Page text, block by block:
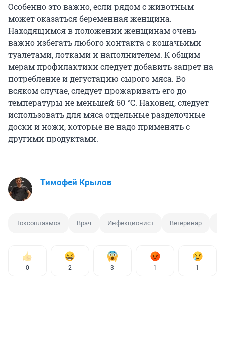
Особенно это важно, если рядом с животным
может оказаться беременная женщина.
Находящимся в положении женщинам очень
важно избегать любого контакта с кошачьими
туалетами, лотками и наполнителем. К общим
мерам профилактики следует добавить запрет на
потребление и дегустацию сырого мяса. Во
всяком случае, следует прожаривать его до
температуры не меньшей 60 °C. Наконец, следует
использовать для мяса отдельные разделочные
доски и ножи, которые не надо применять с
другими продуктами.
Тимофей Крылов
Токсоплазмоз Врач Инфекционист Ветеринар
0 2 3 1 1